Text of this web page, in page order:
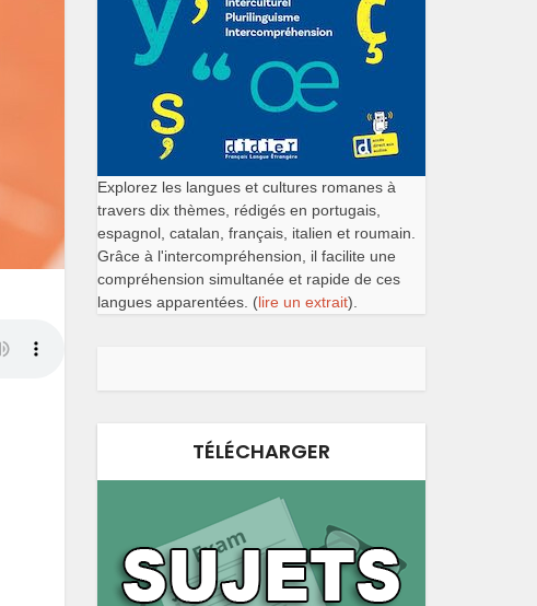
Explorez les langues et cultures romanes à
travers dix thèmes, rédigés en portugais,
espagnol, catalan, français, italien et roumain.
Grâce à l'intercompréhension, il facilite une
compréhension simultanée et rapide de ces
langues apparentées. (lire un extrait).
TÉLÉCHARGER